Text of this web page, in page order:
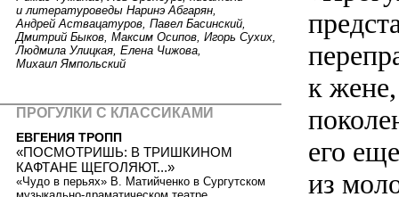
к
его
из
и литературоведы Наринэ Абгарян,
Андрей Аствацатуров, Павел Басинский,
Дмитрий Быков, Максим Осипов, Игорь Сухих,
Людмила Улицкая, Елена Чижова,
Михаил Ямпольский
ПРОГУЛКИ С КЛАССИКАМИ
ЕВГЕНИЯ ТРОПП
«ПОСМОТРИШЬ: В ТРИШКИНОМ
КАФТАНЕ ЩЕГОЛЯЮТ...»
«Чудо в перьях» В. Матийченко в Сургутском